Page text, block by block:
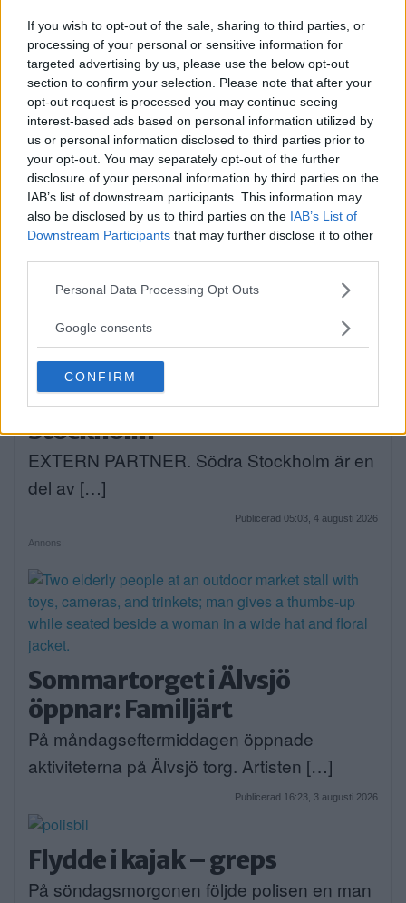
If you wish to opt-out of the sale, sharing to third parties, or
processing of your personal or sensitive information for
targeted advertising by us, please use the below opt-out
section to confirm your selection. Please note that after your
opt-out request is processed you may continue seeing
interest-based ads based on personal information utilized by
us or personal information disclosed to third parties prior to
your opt-out. You may separately opt-out of the further
disclosure of your personal information by third parties on the
IAB’s list of downstream participants. This information may
also be disclosed by us to third parties on the IAB’s List of
Downstream Participants that may further disclose it to other
Please note that this website/app uses one or more Google
not limited to your visit or usage behaviour. You may click to
use your data for below specified purposes in below Google
consent section.
Personal Data Processing Opt Outs
Google consents
CONFIRM
utmaningarna
Alice Stenberg är 17 år och har skrivit, […]
Publicerad 16:16, 5 augusti 2026
Bilist körde på vuxen och barn
på cykel
På måndagskvällen blev två personer som
färdades på […]
Publicerad 08:58, 4 augusti 2026
När onlinecasino blir en del av
den digitala vardagen i södra
Stockholm
EXTERN PARTNER. Södra Stockholm är en
del av […]
Publicerad 05:03, 4 augusti 2026
Annons:
Sommartorget i Älvsjö
öppnar: Familjärt
På måndagseftermiddagen öppnade
aktiviteterna på Älvsjö torg. Artisten […]
Publicerad 16:23, 3 augusti 2026
Flydde i kajak – greps
På söndagsmorgonen följde polisen en man